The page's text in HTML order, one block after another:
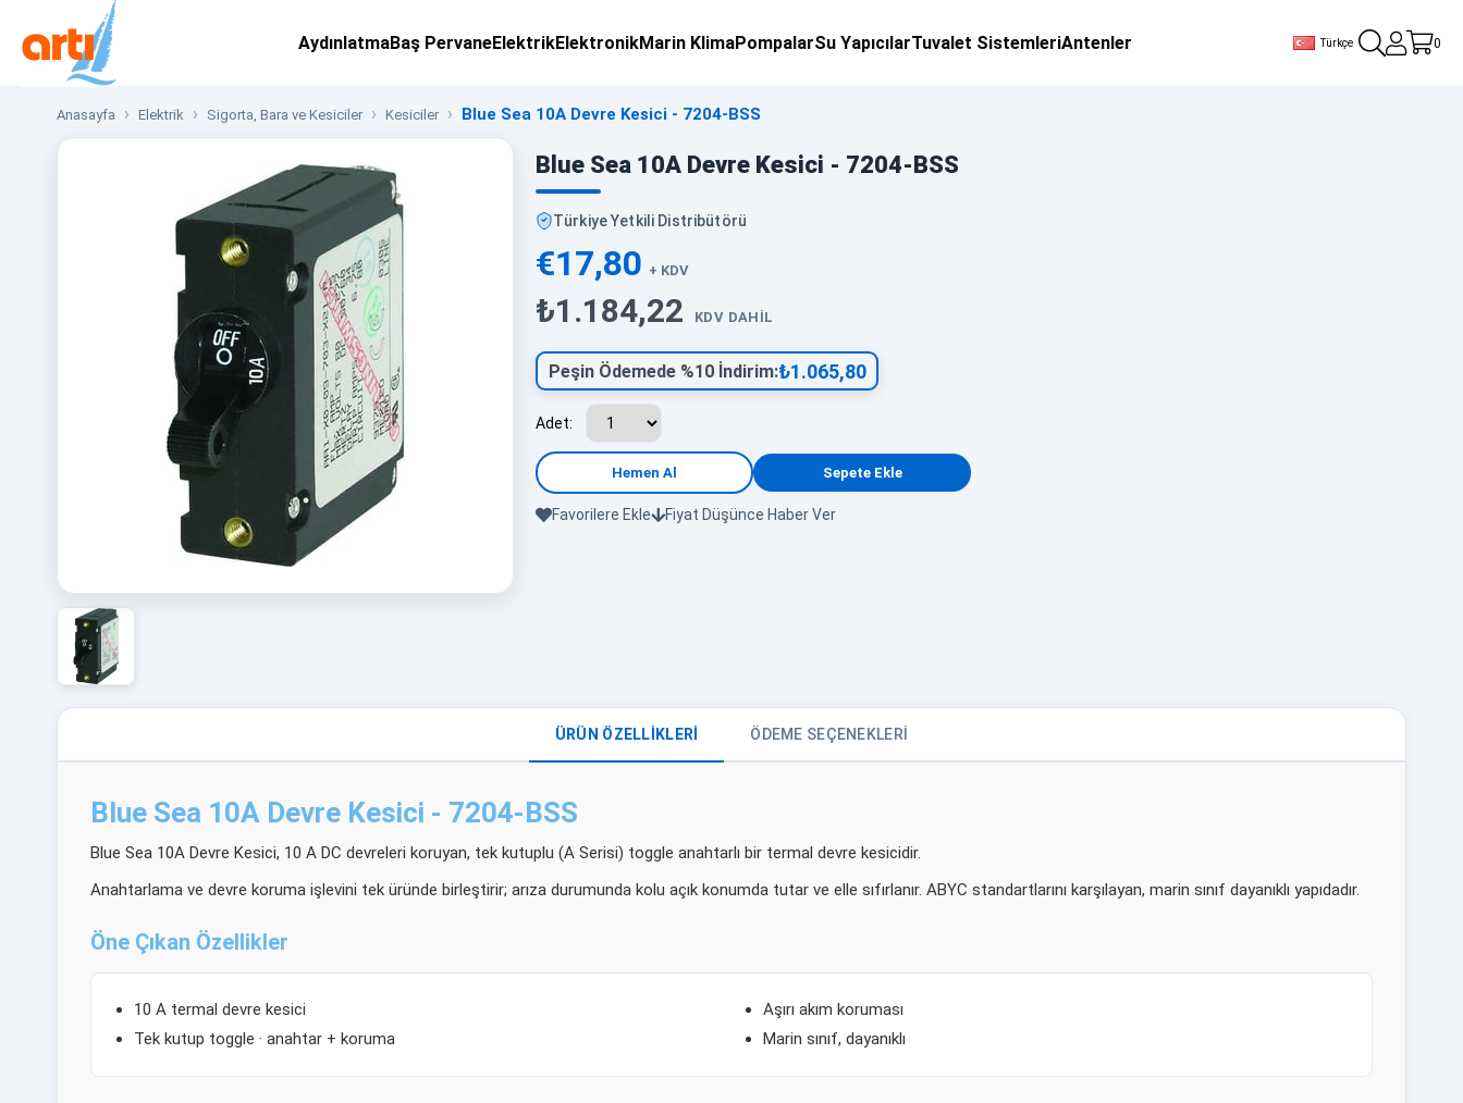
AydınlatmaBaş PervaneElektrikElektronikMarin KlimaPompalarSu YapıcılarTuvalet SistemleriAntenler Türkçe 0
Anasayfa Elektrik Sigorta, Bara ve Kesiciler Kesiciler Blue Sea 10A Devre Kesici - 7204-BSS
Blue Sea 10A Devre Kesici - 7204-BSS
Türkiye Yetkili Distribütörü
€17,80 + KDV
₺1.184,22 KDV DAHIL
Peşin Ödemede %10 İndirim:₺1.065,80
Adet:
Favorilere Ekle Fiyat Düşünce Haber Ver
ÜRÜN ÖZELLIKLERI ÖDEME SEÇENEKLERI
Blue Sea 10A Devre Kesici - 7204-BSS
Blue Sea 10A Devre Kesici, 10 A DC devreleri koruyan, tek kutuplu (A Serisi) toggle anahtarlı bir termal devre kesicidir.
Anahtarlama ve devre koruma işlevini tek üründe birleştirir; arıza durumunda kolu açık konumda tutar ve elle sıfırlanır. ABYC standartlarını karşılayan, marin sınıf dayanıklı yapıdadır.
Öne Çıkan Özellikler
10 A termal devre kesici
Tek kutup toggle · anahtar + koruma
Aşırı akım koruması
Marin sınıf, dayanıklı